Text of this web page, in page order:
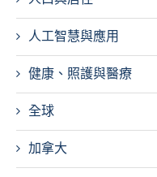
人工智慧與應用
健康、照護與醫療
全球
加拿大